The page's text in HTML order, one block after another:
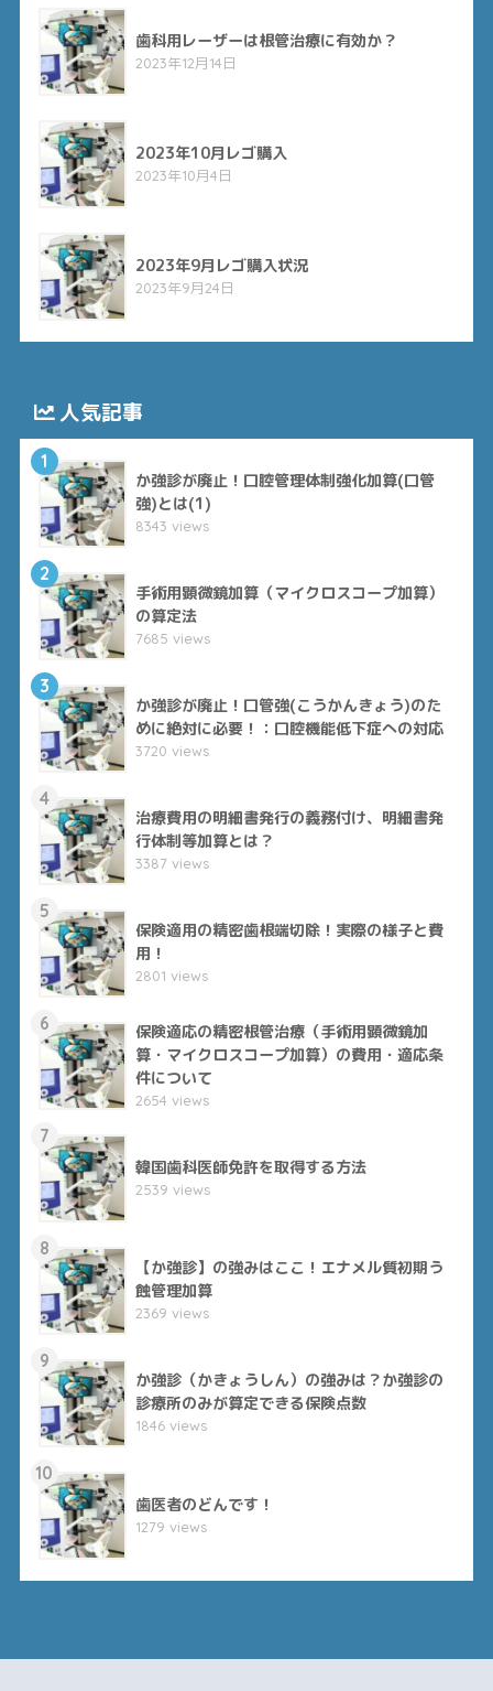
歯科用レーザーは根管治療に有効か？
2023年12月14日
2023年10月レゴ購入
2023年10月4日
2023年9月レゴ購入状況
2023年9月24日
人気記事
1
か強診が廃止！口腔管理体制強化加算(口管
強)とは(1)
8343 views
2
手術用顕微鏡加算（マイクロスコープ加算）
の算定法
7685 views
3
か強診が廃止！口管強(こうかんきょう)のた
めに絶対に必要！：口腔機能低下症への対応
3720 views
4
治療費用の明細書発行の義務付け、明細書発
行体制等加算とは？
3387 views
5
保険適用の精密歯根端切除！実際の様子と費
用！
2801 views
6
保険適応の精密根管治療（手術用顕微鏡加
算・マイクロスコープ加算）の費用・適応条
件について
2654 views
7
韓国歯科医師免許を取得する方法
2539 views
8
【か強診】の強みはここ！エナメル質初期う
蝕管理加算
2369 views
9
か強診（かきょうしん）の強みは？か強診の
診療所のみが算定できる保険点数
1846 views
10
歯医者のどんです！
1279 views